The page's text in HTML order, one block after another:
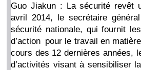
Guo Jiakun : La sécurité revêt
avril 2014, le secrétaire
sécurité nationale, qui fournit
d’action pour le travail en
cours des 12 dernières années,
d’activités visant à sensibiliser